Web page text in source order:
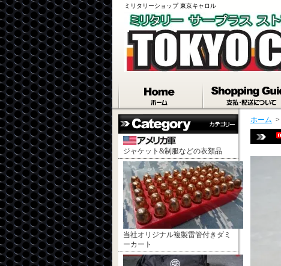
ミリタリーショップ 東京キャロル
ジャケット&制服などの衣類品
当社オリジナル複製雷管付きダミ
ーカート
ホーム >